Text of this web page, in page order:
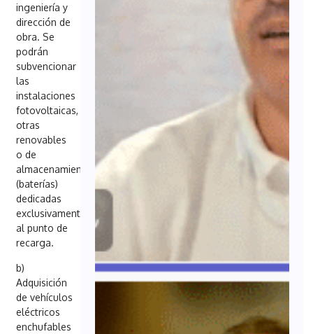
ingeniería y
dirección de
obra. Se
podrán
subvencionar
las
instalaciones
fotovoltaicas,
otras
renovables
o de
almacenamiento
(baterías)
dedicadas
exclusivamente
al punto de
recarga.
b)
Adquisición
de vehículos
eléctricos
enchufables